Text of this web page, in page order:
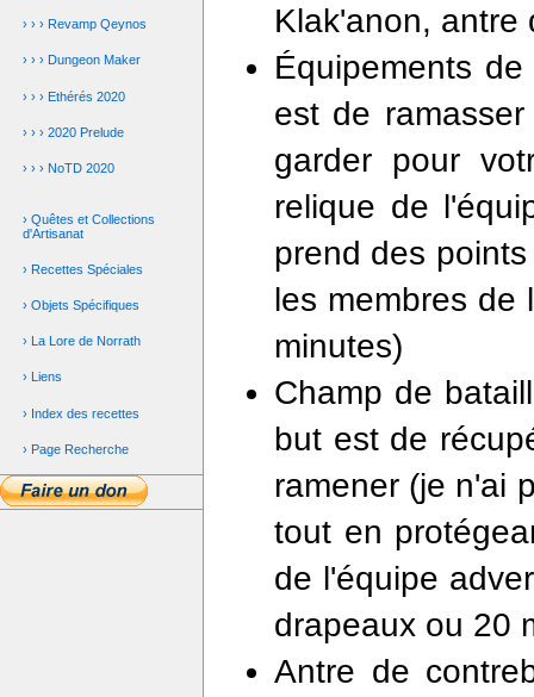
› › › Revamp Qeynos
› › › Dungeon Maker
› › › Ethérés 2020
› › › 2020 Prelude
› › › NoTD 2020
› Quêtes et Collections
d'Artisanat
› Recettes Spéciales
› Objets Spécifiques
› La Lore de Norrath
› Liens
› Index des recettes
› Page Recherche
Klak'anon, antre
Équipements
est de
garder pour
relique de
prend des
les membres de
minutes)
Champ de
but est de
ramener (je n'ai
tout en
de l'équipe
drapeaux ou 20
Antre de